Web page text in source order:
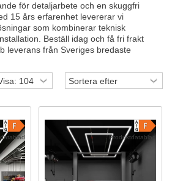
för detaljarbete och en skuggfri
15 års erfarenhet levererar vi
som kombinerar teknisk
Beställ idag och få fri frakt
leverans från Sveriges bredaste
Produktdatablad